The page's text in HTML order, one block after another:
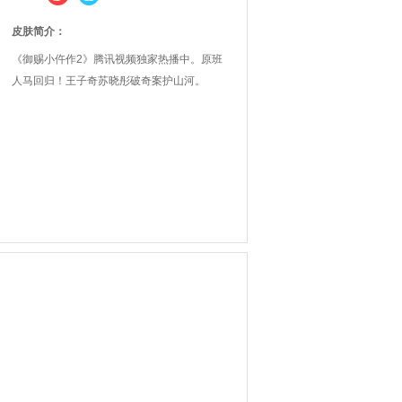
皮肤简介：
《御赐小仵作2》腾讯视频独家热播中。原班
人马回归！王子奇苏晓彤破奇案护山河。